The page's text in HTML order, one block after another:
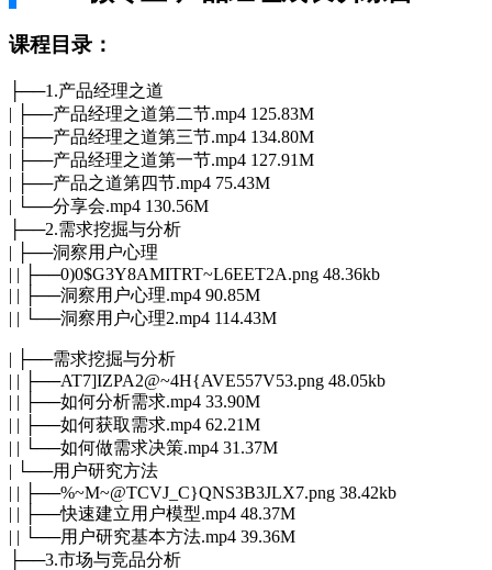
课程目录：
├──1.产品经理之道
| ├──产品经理之道第二节.mp4 125.83M
| ├──产品经理之道第三节.mp4 134.80M
| ├──产品经理之道第一节.mp4 127.91M
| ├──产品之道第四节.mp4 75.43M
| └──分享会.mp4 130.56M
├──2.需求挖掘与分析
| ├──洞察用户心理
| | ├──0)0$G3Y8AMITRT~L6EET2A.png 48.36kb
| | ├──洞察用户心理.mp4 90.85M
| | └──洞察用户心理2.mp4 114.43M
| ├──需求挖掘与分析
| | ├──AT7]IZPA2@~4H{AVE557V53.png 48.05kb
| | ├──如何分析需求.mp4 33.90M
| | ├──如何获取需求.mp4 62.21M
| | └──如何做需求决策.mp4 31.37M
| └──用户研究方法
| | ├──%~M~@TCVJ_C}QNS3B3JLX7.png 38.42kb
| | ├──快速建立用户模型.mp4 48.37M
| | └──用户研究基本方法.mp4 39.36M
├──3.市场与竞品分析